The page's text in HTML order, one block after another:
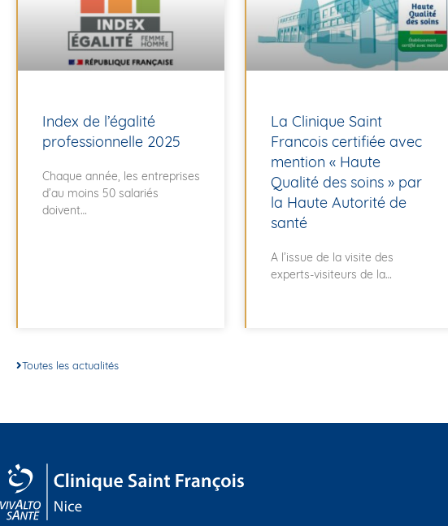
Index de l’égalité
professionnelle 2025
Chaque année, les entreprises
d’au moins 50 salariés
doivent
La Clinique Saint
Francois certifiée avec
mention « Haute
Qualité des soins » par
la Haute Autorité de
santé
A l’issue de la visite des
experts-visiteurs de la
Toutes les actualités